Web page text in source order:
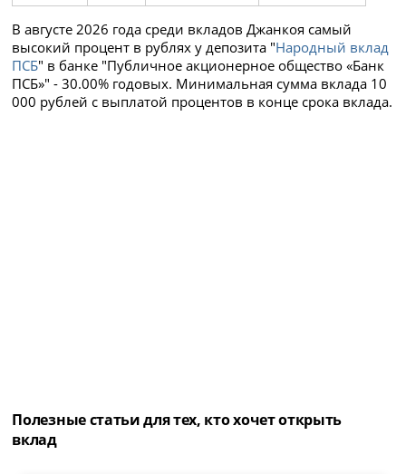
В августе 2026 года среди вкладов Джанкоя самый
высокий процент в рублях у депозита "Народный вклад
ПСБ" в банке "Публичное акционерное общество «Банк
ПСБ»" - 30.00% годовых. Минимальная сумма вклада 10
000 рублей с выплатой процентов в конце срока вклада.
Полезные статьи для тех, кто хочет открыть
вклад